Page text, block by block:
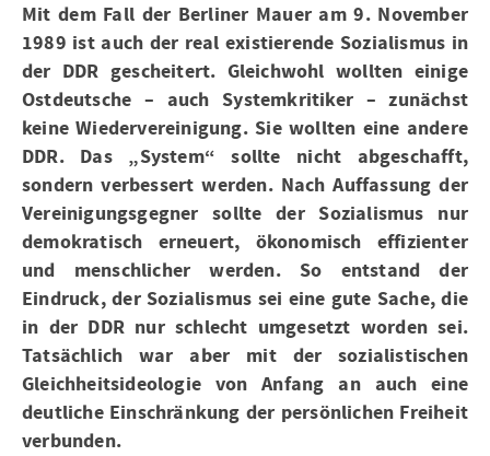
Mit dem Fall der Berliner Mauer am 9. November
1989 ist auch der real existierende Sozialismus in
der DDR gescheitert. Gleichwohl wollten einige
Ostdeutsche – auch Systemkritiker – zunächst
keine Wiedervereinigung. Sie wollten eine andere
DDR. Das „System“ sollte nicht abgeschafft,
sondern verbessert werden. Nach Auffassung der
Vereinigungsgegner sollte der Sozialismus nur
demokratisch erneuert, ökonomisch effizienter
und menschlicher werden. So entstand der
Eindruck, der Sozialismus sei eine gute Sache, die
in der DDR nur schlecht umgesetzt worden sei.
Tatsächlich war aber mit der sozialistischen
Gleichheitsideologie von Anfang an auch eine
deutliche Einschränkung der persönlichen Freiheit
verbunden.